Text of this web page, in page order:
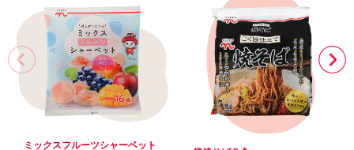
ミックスフルーツシャーベット